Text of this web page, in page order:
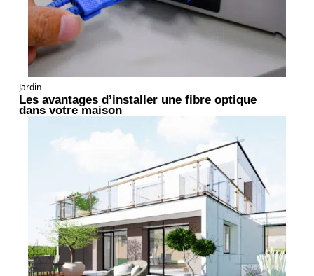
Jardin
Les avantages d’installer une fibre optique
dans votre maison